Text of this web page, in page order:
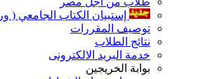
إستبيان الكتاب الجامعي (
توصيف المقررات
نتائج الطلاب
خدمة البريد الالكترونى
بوابة الخريجين